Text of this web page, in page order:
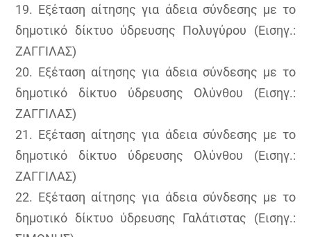
19. Εξέταση αίτησης για άδεια σύνδεσης με το
δημοτικό δίκτυο ύδρευσης Πολυγύρου (Εισηγ.:
ΖΑΓΓΙΛΑΣ)
20. Εξέταση αίτησης για άδεια σύνδεσης με το
δημοτικό δίκτυο ύδρευσης Ολύνθου (Εισηγ.:
ΖΑΓΓΙΛΑΣ)
21. Εξέταση αίτησης για άδεια σύνδεσης με το
δημοτικό δίκτυο ύδρευσης Ολύνθου (Εισηγ.:
ΖΑΓΓΙΛΑΣ)
22. Εξέταση αίτησης για άδεια σύνδεσης με το
δημοτικό δίκτυο ύδρευσης Γαλάτιστας (Εισηγ.: